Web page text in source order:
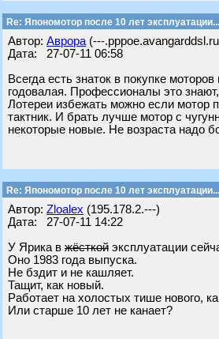
Re: Япономотор после 10 лет эксплуатации...
Автор: Аврора (---
Дата: 27-07-11 06:58
Всегда есть знаток в покупке
годовалая. Профессионалы это
Лотереи избежать можно если мотор
тактник. И брать лучше мотор с
некоторые новые. Не возраста надо
Re: Япономотор после 10 лет эксплуатации...
Автор: Zloalex (195.178.2.---)
Дата: 27-07-11 14:22
У Ярика в жёсткой эксплуатации
Оно 1983 года выпуска.
Не бздит и не кашляет.
Тащит, как новый.
Работает на холостых тише нового,
Или старше 10 лет не канает?